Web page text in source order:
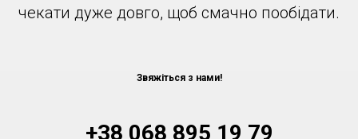
чекати дуже довго, щоб смачно пообідати.
Звяжіться з нами!
+38 068 895 19 79